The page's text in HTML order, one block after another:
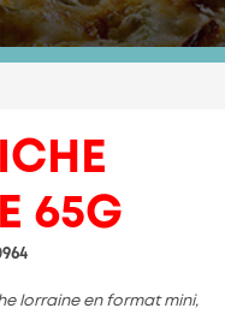
65G
lorraine en format mini,
utilise des cookies
site. En autorisant ces
la lecture de cookies et